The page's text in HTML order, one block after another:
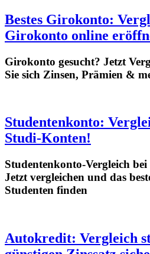
Bestes Girokonto:
Girokonto online
Girokonto gesucht? Jetzt
Sie sich Zinsen, Prämien &
Studentenkonto:
Studi-Konten!
Studentenkonto-Vergleich
Jetzt vergleichen und das
Studenten finden
Autokredit: Vergleich